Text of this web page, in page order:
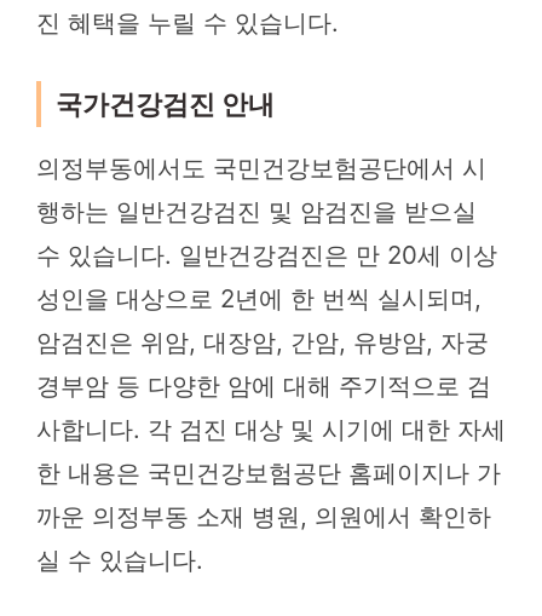
진 혜택을 누릴 수 있습니다.
국가건강검진 안내
의정부동에서도 국민건강보험공단에서 시
행하는 일반건강검진 및 암검진을 받으실
수 있습니다. 일반건강검진은 만 20세 이상
성인을 대상으로 2년에 한 번씩 실시되며,
암검진은 위암, 대장암, 간암, 유방암, 자궁
경부암 등 다양한 암에 대해 주기적으로 검
사합니다. 각 검진 대상 및 시기에 대한 자세
한 내용은 국민건강보험공단 홈페이지나 가
까운 의정부동 소재 병원, 의원에서 확인하
실 수 있습니다.